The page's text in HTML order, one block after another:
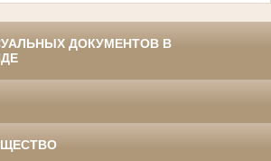
ДОКУМЕНТОВ В